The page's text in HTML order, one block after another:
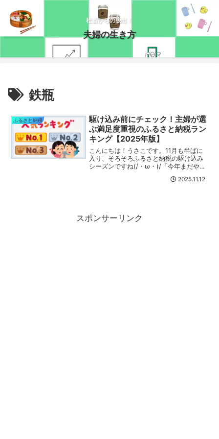
社畜からの脱出！
夫婦の生き方
鉄瓶
ふるさと納税
駆け込み前にチェック！主婦が選
ぶ満足度重視のふるさと納税ラン
キング【2025年版】
こんにちは！うさこです。11月も半ばに
入り、そろそろふるさと納税の駆け込み
シーズンですね(/・ω・)/「今年まだやっ
い…」「お得そうだけど、結局どれが満
2025.11.12
スポンサーリンク